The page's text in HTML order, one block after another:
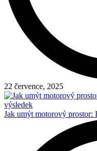
22 července, 2025
Jak umýt motorový prostor: